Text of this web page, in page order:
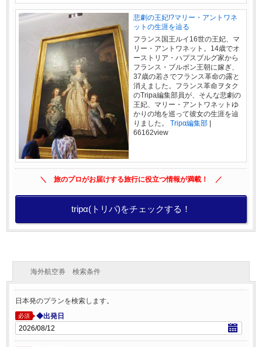
悲劇の王妃!?マリー・アントワネ
ットの生涯を辿る
フランス国王ルイ16世の王妃、マ
リー・アントワネット。14歳でオ
ーストリア・ハプスブルグ家から
フランス・ブルボン王朝に嫁ぎ、
37歳の若さでフランス革命の露と
消えました。フランス革命ヲタク
のTripa編集部員が、そんな悲劇の
王妃、マリー・アントワネットゆ
かりの地を巡って彼女の生涯を辿
りました。
Tripα編集部|
66162view
＼ 旅のプロがお届けする旅行に役立つ情報が満載！ ／
tripα(トリパ)をチェックする！
海外航空券 検索条件
日本発のプランを検索します。
必須 ◆出発日